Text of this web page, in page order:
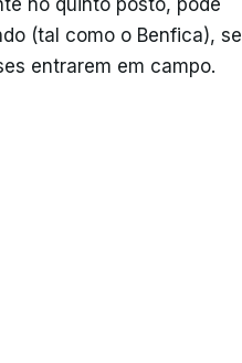
no quinto posto, pode
(tal como o Benfica), se
entrarem em campo.